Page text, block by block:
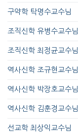
구약학 탁명수교수님
조직신학 유병수교수님
조직신학 최정균교수님
역사신학 조규현교수님
역사신학 박장호교수님
역사신학 김훈경교수님
선교학 최상익교수님